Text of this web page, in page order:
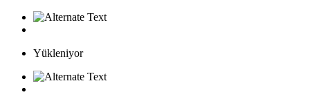
Yükleniyor